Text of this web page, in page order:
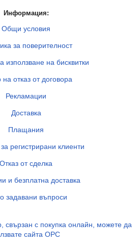
Информация:
Общи условия
за поверителност
използване на бисквитки
отказ от договора
Рекламации
Доставка
Плащания
регистрирани клиенти
Отказ от сделка
и безплатна доставка
задавани въпроси
свързан с покупка онлайн, можете да
сайта ОРС